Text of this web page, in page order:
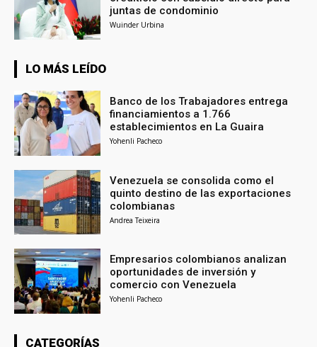
juntas de condominio
Wuinder Urbina
LO MÁS LEÍDO
Banco de los Trabajadores entrega
financiamientos a 1.766
establecimientos en La Guaira
Yohenli Pacheco
Venezuela se consolida como el
quinto destino de las exportaciones
colombianas
Andrea Teixeira
Empresarios colombianos analizan
oportunidades de inversión y
comercio con Venezuela
Yohenli Pacheco
CATEGORÍAS